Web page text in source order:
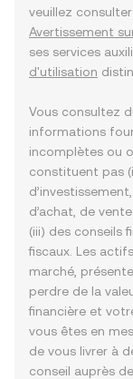
veuillez
Avertissement
ses services
d'utilisation
Vous consultez
informations
incomplètes ou
constituent pas
d’achat, de
(iii) des conseils
fiscaux. Les
marché,
perdre de la
financière et
vous êtes en
de vous livrer à
conseil auprès